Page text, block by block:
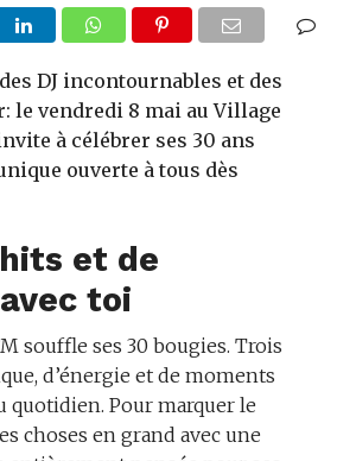
DJ incontournables et des
le vendredi 8 mai au Village
à célébrer ses 30 ans
ouverte à tous dès
et de
toi
souffle ses 30 bougies. Trois
d’énergie et de moments
quotidien. Pour marquer le
choses en grand avec une